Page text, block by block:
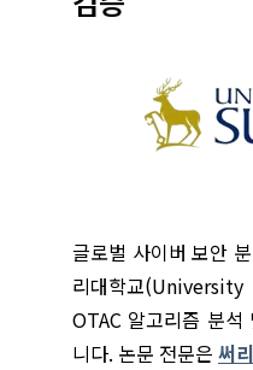
글로벌 사이버 보안
리대학교
OTAC 알고리즘 분석
니다. 논문 전문은 써